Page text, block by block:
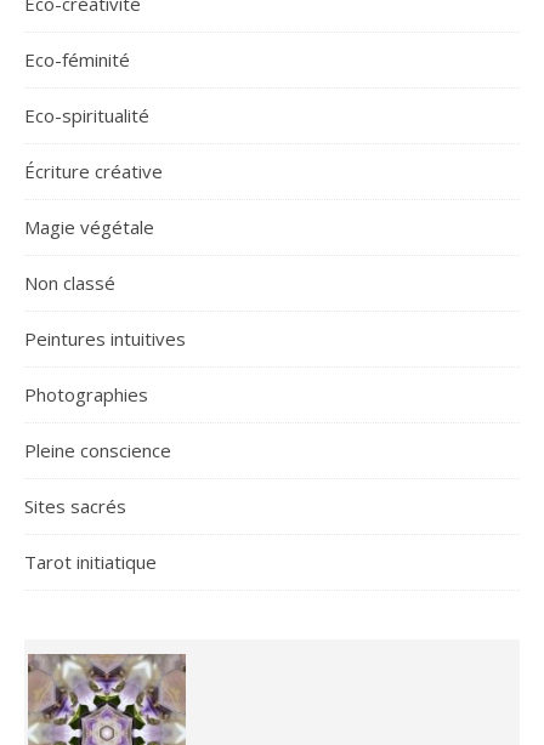
Eco-féminité
Eco-spiritualité
Écriture créative
Magie végétale
Non classé
Peintures intuitives
Photographies
Pleine conscience
Sites sacrés
Tarot initiatique